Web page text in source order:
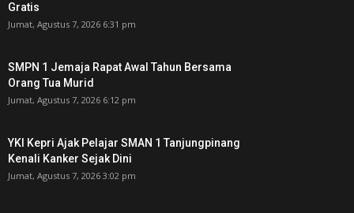
Gratis
Jumat, Agustus 7, 2026 6:31 pm
SMPN 1 Jemaja Rapat Awal Tahun Bersama
Orang Tua Murid ‎
Jumat, Agustus 7, 2026 6:12 pm
YKI Kepri Ajak Pelajar SMAN 1 Tanjungpinang
Kenali Kanker Sejak Dini
Jumat, Agustus 7, 2026 3:02 pm